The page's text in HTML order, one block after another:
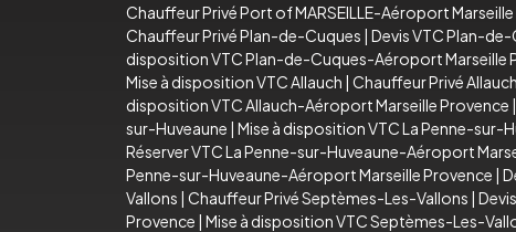
Chauffeur Privé Port of MARSEILLE-Aéroport
Chauffeur Privé Plan-de-Cuques | Devis VTC Plan-
disposition VTC Plan-de-Cuques-Aéroport Marseille
Mise à disposition VTC Allauch | Chauffeur Privé Allauch
disposition VTC Allauch-Aéroport Marseille Provence |
sur-Huveaune | Mise à disposition VTC La Penne-sur-
Réserver VTC La Penne-sur-Huveaune-Aéroport
Penne-sur-Huveaune-Aéroport Marseille Provence |
Vallons | Chauffeur Privé Septèmes-Les-Vallons |
Provence | Mise à disposition VTC Septèmes-Les-